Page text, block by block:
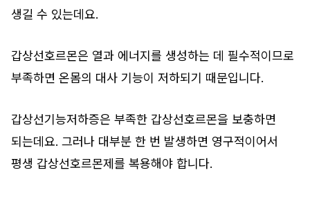
생길 수 있는데요.
갑상선호르몬은 열과 에너지를 생성하는 데 필수적이므로
부족하면 온몸의 대사 기능이 저하되기 때문입니다.
갑상선기능저하증은 부족한 갑상선호르몬을 보충하면
되는데요. 그러나 대부분 한 번 발생하면 영구적이어서
평생 갑상선호르몬제를 복용해야 합니다.